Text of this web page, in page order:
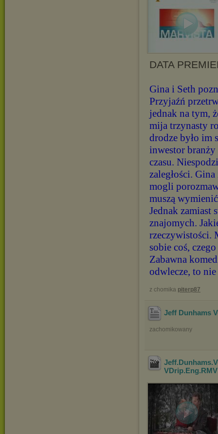
DATA
Gina i Seth
Przyjaźń
jednak na tym,
mija trzynasty
drodze było im
inwestor
czasu.
zaległości.
mogli
muszą
Jednak zamiast
znajomych.
rzeczywistości.
sobie coś,
Zabawna
odwlecze, to nie
z chomika piterp87
Jeff Dunhams
zachomikowany